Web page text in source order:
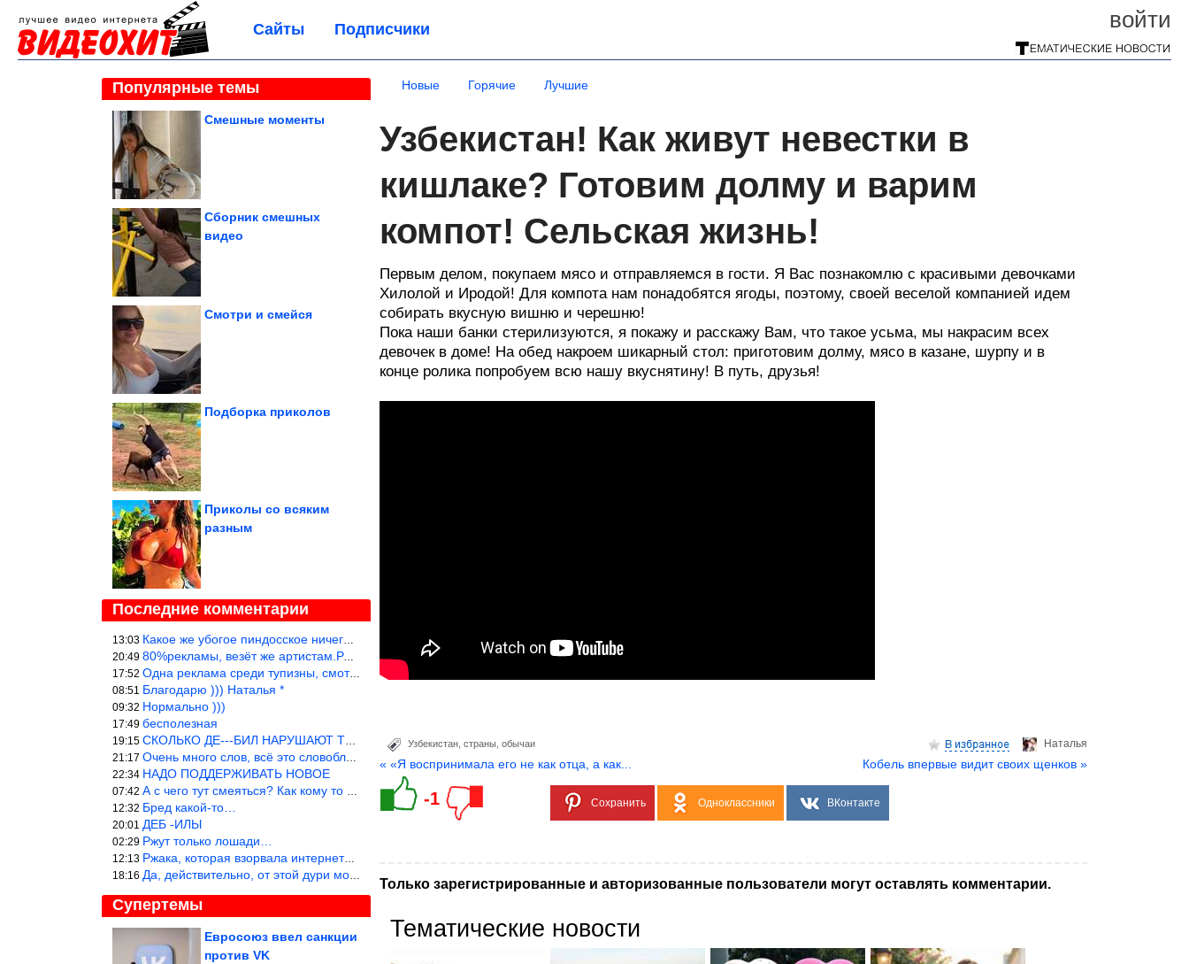
войти
Сайты Подписчики
Популярные темы
Смешные моменты
Сборник смешных
видео
Смотри и смейся
Подборка приколов
Приколы со всяким
разным
Последние комментарии
13:03 Какое же убогое пиндосское ничего. Наташ, и не стыдно такую фигн
20:49 80%рекламы, везёт же артистам.Режиссёры, сценаристы вы где или к
17:52 Одна реклама среди тупизны, смотреть невозможно.
08:51 Благодарю ))) Наталья *
09:32 Нормально )))
17:49 бесполезная
19:15 СКОЛЬКО ДЕ---БИЛ НАРУШАЮТ ТЕХНИКУ БЕЗОПАСНОСТИ
21:17 Очень много слов, всё это словоблудие можно было уложить в 1 мин
22:34 НАДО ПОДДЕРЖИВАТЬ НОВОЕ
07:42 А с чего тут смеяться? Как кому то больно? Не смешно.
12:32 Бред какой-то…
20:01 ДЕБ -ИЛЫ
02:29 Ржут только лошади…
12:13 Ржака, которая взорвала интернет? Нет, количество рекламы выводи
18:16 Да, действительно, от этой дури можно ржать до слёз.
Супертемы
Евросоюз ввел санкции
против VK
Как живут актёры,
Новые Горячие Лучшие
Узбекистан! Как живут невестки в
кишлаке? Готовим долму и варим
компот! Сельская жизнь!
Первым делом, покупаем мясо и отправляемся в гости. Я Вас познакомлю с красивыми девочками
Хилолой и Иродой! Для компота нам понадобятся ягоды, поэтому, своей веселой компанией идем
собирать вкусную вишню и черешню!
Пока наши банки стерилизуются, я покажу и расскажу Вам, что такое усьма, мы накрасим всех
девочек в доме! На обед накроем шикарный стол: приготовим долму, мясо в казане, шурпу и в
конце ролика попробуем всю нашу вкуснятину! В путь, друзья!
Hаталья
Узбекистан страны обычаи
« «Я воспринимала его не как отца, а как... Кобель впервые видит своих щенков »
-1 Сохранить Одноклассники ВКонтакте
Только зарегистрированные и авторизованные пользователи могут оставлять комментарии.
Тематические новости